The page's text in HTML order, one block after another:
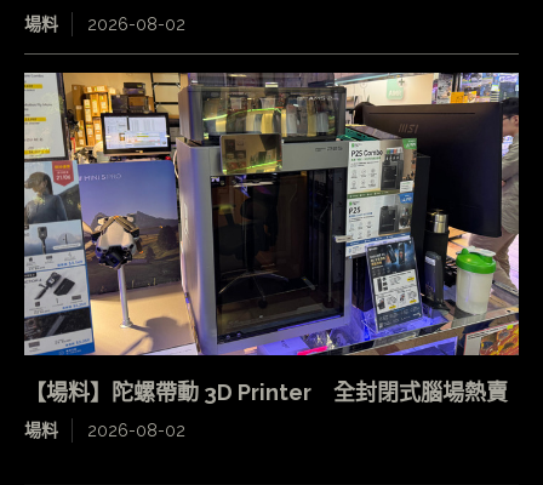
場料 2026-08-02
【場料】陀螺帶動 3D Printer 全封閉式腦場熱賣
場料 2026-08-02